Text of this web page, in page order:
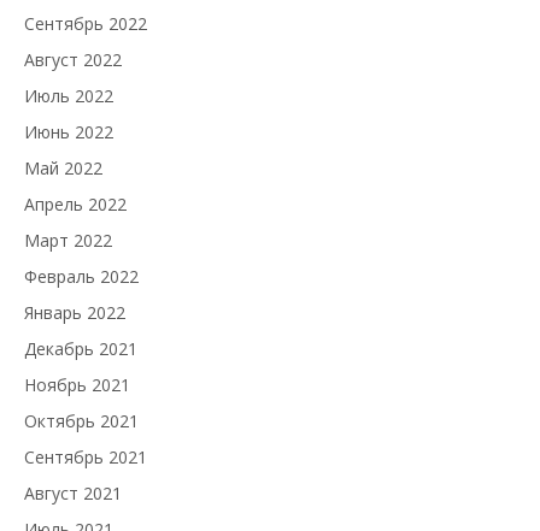
Сентябрь 2022
Август 2022
Июль 2022
Июнь 2022
Май 2022
Апрель 2022
Март 2022
Февраль 2022
Январь 2022
Декабрь 2021
Ноябрь 2021
Октябрь 2021
Сентябрь 2021
Август 2021